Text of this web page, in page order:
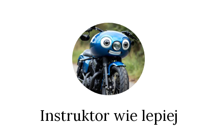
Instruktor wie lepiej